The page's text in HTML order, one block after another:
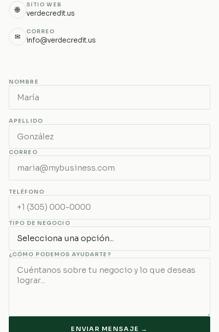
🌐
SITIO WEB
verdecredit.us
✉
CORREO
info@verdecredit.us
NOMBRE
APELLIDO
CORREO
TELÉFONO
TIPO DE NEGOCIO
¿CÓMO PODEMOS AYUDARTE?
ENVIAR MENSAJE →